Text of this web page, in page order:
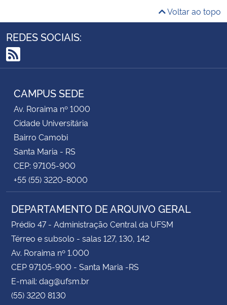
Voltar ao topo
REDES SOCIAIS:
RSS
CAMPUS SEDE
Av. Roraima nº 1000
Cidade Universitária
Bairro Camobi
Santa Maria - RS
CEP: 97105-900
+55 (55) 3220-8000
DEPARTAMENTO DE ARQUIVO GERAL
Prédio 47 - Administração Central da UFSM
Térreo e subsolo - salas 127, 130, 142
Av. Roraima nº 1.000
CEP 97105-900 - Santa Maria -RS
E-mail: dag@ufsm.br
(55) 3220 8130